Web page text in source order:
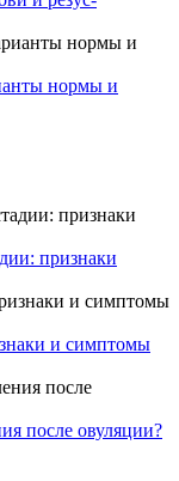
нормы и
признаки
и симптомы
после овуляции?